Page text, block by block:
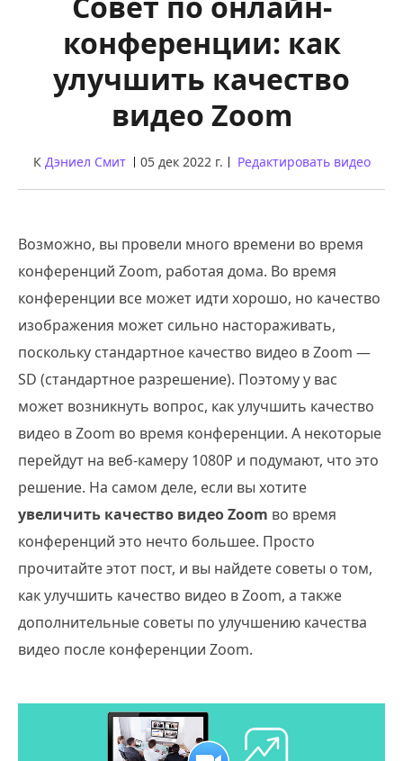
конференции: как
улучшить качество
видео Zoom
К Дэниел Смит 05 дек 2022 г. Редактировать видео
Возможно, вы провели много времени во время
конференций Zoom, работая дома. Во время
конференции все может идти хорошо, но качество
изображения может сильно настораживать,
поскольку стандартное качество видео в Zoom —
SD (стандартное разрешение). Поэтому у вас
может возникнуть вопрос, как улучшить качество
видео в Zoom во время конференции. А некоторые
перейдут на веб-камеру 1080P и подумают, что это
решение. На самом деле, если вы хотите
увеличить качество видео Zoom во время
конференций это нечто большее. Просто
прочитайте этот пост, и вы найдете советы о том,
как улучшить качество видео в Zoom, а также
дополнительные советы по улучшению качества
видео после конференции Zoom.